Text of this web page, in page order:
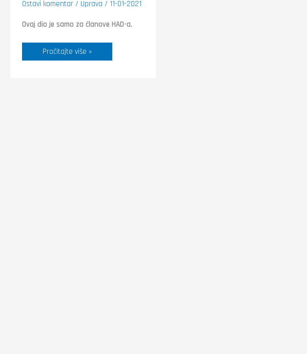
Ostavi komentar / Uprava / 11-01-2021
Ovaj dio je samo za članove HAD-a.
Pročitajte više »